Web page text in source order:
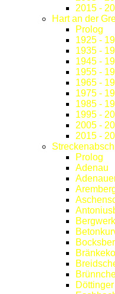
2015 -
Hart an der
Prolog
1925 -
1935 -
1945 -
1955 -
1965 -
1975 -
1985 -
1995 -
2005 -
2015 -
Prolog
Adenau
Bergwerk